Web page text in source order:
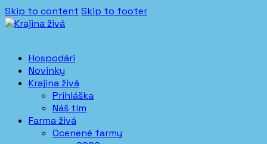
Skip to content Skip to footer
Hospodári
Novinky
Krajina živá
Prihláška
Náš tím
Farma živá
Ocenené farmy